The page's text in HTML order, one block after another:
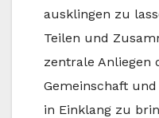
ausklingen zu
Teilen und
zentrale Anliegen
Gemeinschaft
in Einklang zu